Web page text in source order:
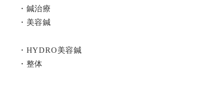
・鍼治療
・美容鍼
・HYDRO美容鍼
・整体